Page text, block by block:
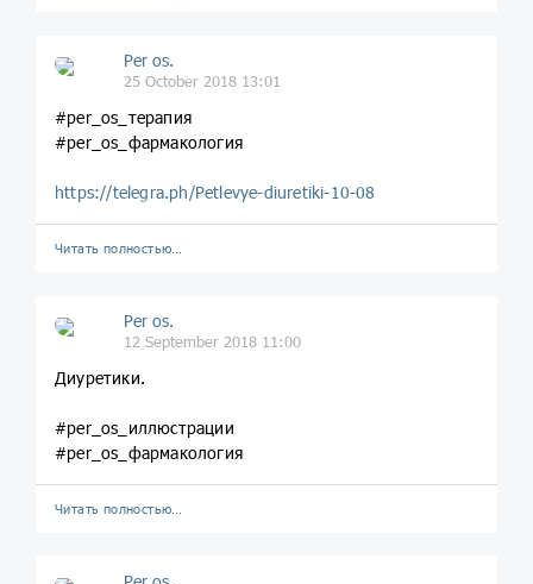
Per os.
25 October 2018 13:01
#per_os_терапия
#per_os_фармакология
https://telegra.ph/Petlevye-diuretiki-10-08
Читать полностью…
Per os.
12 September 2018 11:00
Диуретики.
#per_os_иллюстрации
#per_os_фармакология
Читать полностью…